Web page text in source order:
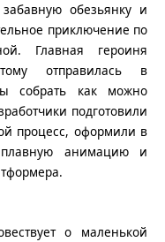
обезьянку и
приключение по
Главная героиня
отправилась в
собрать как можно
подготовили
процесс, оформили в
плавную анимацию и
о маленькой